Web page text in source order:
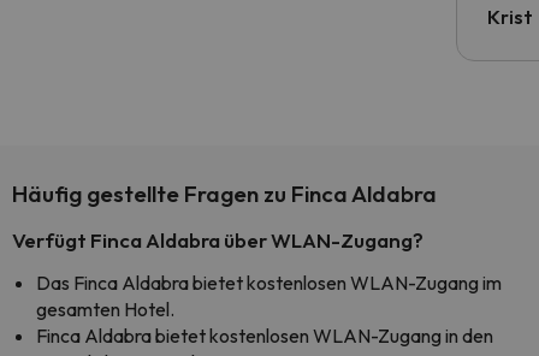
Krist
Häufig gestellte Fragen zu Finca Aldabra
Verfügt Finca Aldabra über WLAN-Zugang?
Das Finca Aldabra bietet kostenlosen WLAN-Zugang im
gesamten Hotel.
Finca Aldabra bietet kostenlosen WLAN-Zugang in den